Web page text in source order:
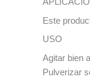
Este
USO
Agitar bien
Pulverizar